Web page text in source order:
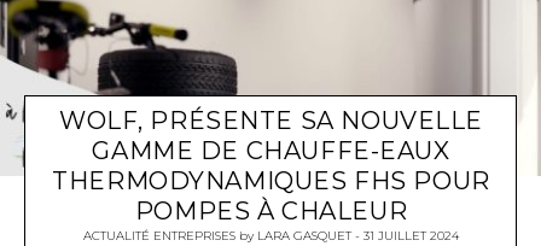
WOLF, PRÉSENTE SA NOUVELLE
GAMME DE CHAUFFE-EAUX
THERMODYNAMIQUES FHS POUR
POMPES À CHALEUR
ACTUALITÉ ENTREPRISES by LARA GASQUET 31 JUILLET 2024